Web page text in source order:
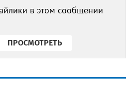
в этом сообщении